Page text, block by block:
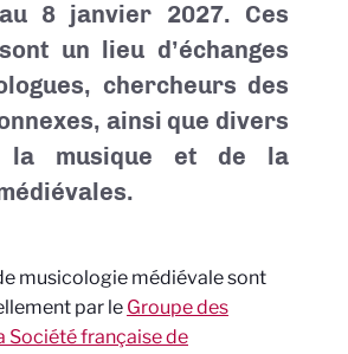
8 janvier 2027. Ces
un lieu d’échanges
chercheurs des
ainsi que divers
la musique et de la
musicologie médiévale sont
par le Groupe des
Société française de